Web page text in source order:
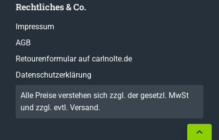
Rechtliches & Co.
Impressum
AGB
Retourenformular auf carlnolte.de
Datenschutzerklärung
Alle Preise verstehen sich zzgl. der gesetzl. MwSt
und zzgl. evtl. Versand.